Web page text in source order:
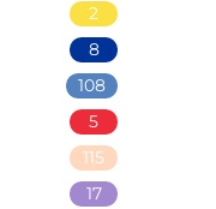
2
8
108
5
115
17